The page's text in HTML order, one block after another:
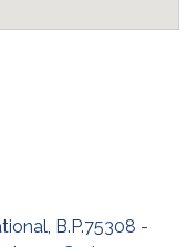
B.P.75308 -